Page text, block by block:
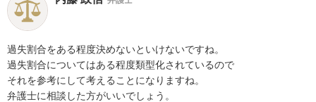
過失割合をある程度決めないといけないですね。
過失割合についてはある程度類型化されているので
それを参考にして考えることになりますね。
弁護士に相談した方がいいでしょう。